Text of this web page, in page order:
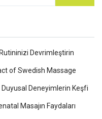
Devrimleştirin
of Swedish Massage
Deneyimlerin Keşfi
Masajın Faydaları